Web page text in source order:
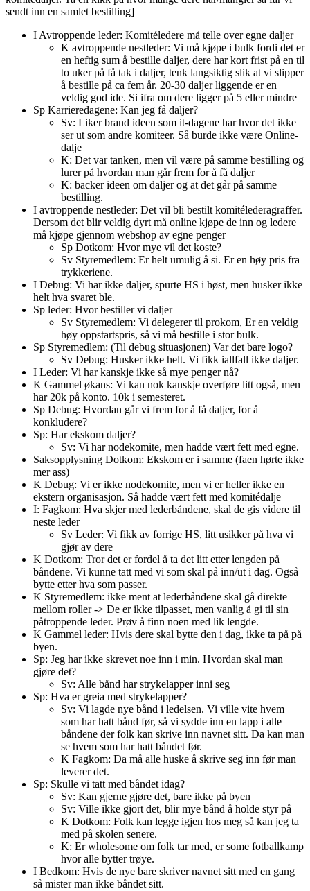
sendt inn en samlet bestilling]
I Avtroppende leder: Komitéledere må telle over egne daljer
K avtroppende nestleder: Vi må kjøpe i bulk fordi det er
en heftig sum å bestille daljer, dere har kort frist på en til
to uker på få tak i daljer, tenk langsiktig slik at vi slipper
å bestille på ca fem år. 20-30 daljer liggende er en
veldig god ide. Si ifra om dere ligger på 5 eller mindre
Sp Karrieredagene: Kan jeg få daljer?
Sv: Liker brand ideen som it-dagene har hvor det ikke
ser ut som andre komiteer. Så burde ikke være Online-
dalje
K: Det var tanken, men vil være på samme bestilling og
lurer på hvordan man går frem for å få daljer
K: backer ideen om daljer og at det går på samme
bestilling.
I avtroppende nestleder: Det vil bli bestilt komitélederagraffer.
Dersom det blir veldig dyrt må online kjøpe de inn og ledere
må kjøpe gjennom webshop av egne penger
Sp Dotkom: Hvor mye vil det koste?
Sv Styremedlem: Er helt umulig å si. Er en høy pris fra
trykkeriene.
I Debug: Vi har ikke daljer, spurte HS i høst, men husker ikke
helt hva svaret ble.
Sp leder: Hvor bestiller vi daljer
Sv Styremedlem: Vi delegerer til prokom, Er en veldig
høy oppstartspris, så vi må bestille i stor bulk.
Sp Styremedlem: (Til debug situasjonen) Var det bare logo?
Sv Debug: Husker ikke helt. Vi fikk iallfall ikke daljer.
I Leder: Vi har kanskje ikke så mye penger nå?
K Gammel økans: Vi kan nok kanskje overføre litt også, men
har 20k på konto. 10k i semesteret.
Sp Debug: Hvordan går vi frem for å få daljer, for å
konkludere?
Sp: Har ekskom daljer?
Sv: Vi har nodekomite, men hadde vært fett med egne.
Saksopplysning Dotkom: Ekskom er i samme (faen hørte ikke
mer ass)
K Debug: Vi er ikke nodekomite, men vi er heller ikke en
ekstern organisasjon. Så hadde vært fett med komitédalje
I: Fagkom: Hva skjer med lederbåndene, skal de gis videre til
neste leder
Sv Leder: Vi fikk av forrige HS, litt usikker på hva vi
gjør av dere
K Dotkom: Tror det er fordel å ta det litt etter lengden på
båndene. Vi kunne tatt med vi som skal på inn/ut i dag. Også
bytte etter hva som passer.
K Styremedlem: ikke ment at lederbåndene skal gå direkte
mellom roller -> De er ikke tilpasset, men vanlig å gi til sin
påtroppende leder. Prøv å finn noen med lik lengde.
K Gammel leder: Hvis dere skal bytte den i dag, ikke ta på på
byen.
Sp: Jeg har ikke skrevet noe inn i min. Hvordan skal man
gjøre det?
Sv: Alle bånd har strykelapper inni seg
Sp: Hva er greia med strykelapper?
Sv: Vi lagde nye bånd i ledelsen. Vi ville vite hvem
som har hatt bånd før, så vi sydde inn en lapp i alle
båndene der folk kan skrive inn navnet sitt. Da kan man
se hvem som har hatt båndet før.
K Fagkom: Da må alle huske å skrive seg inn før man
leverer det.
Sp: Skulle vi tatt med båndet idag?
Sv: Kan gjerne gjøre det, bare ikke på byen
Sv: Ville ikke gjort det, blir mye bånd å holde styr på
K Dotkom: Folk kan legge igjen hos meg så kan jeg ta
med på skolen senere.
K: Er wholesome om folk tar med, er some fotballkamp
hvor alle bytter trøye.
I Bedkom: Hvis de nye bare skriver navnet sitt med en gang
så mister man ikke båndet sitt.